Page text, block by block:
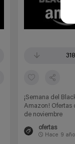
318
¡Semana del
Amazon! Ofertas
de noviembre
ofertas
Hace 9